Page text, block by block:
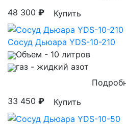
48 300 ₽ Купить
Сосуд Дьюара YDS-10-210
Объем - 10 литров
газ - жидкий азот
33 450 ₽ Купить